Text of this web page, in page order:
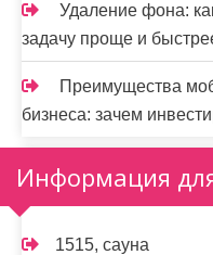
Удаление фона:
задачу проще и
Преимущества
бизнеса: зачем
Информация
1515, сауна